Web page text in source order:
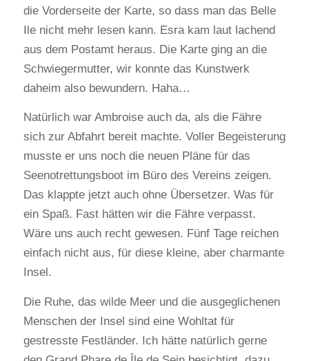
die Vorderseite der Karte, so dass man das Belle
Ile nicht mehr lesen kann. Esra kam laut lachend
aus dem Postamt heraus. Die Karte ging an die
Schwiegermutter, wir konnte das Kunstwerk
daheim also bewundern. Haha…
Natürlich war Ambroise auch da, als die Fähre
sich zur Abfahrt bereit machte. Voller Begeisterung
musste er uns noch die neuen Pläne für das
Seenotrettungsboot im Büro des Vereins zeigen.
Das klappte jetzt auch ohne Übersetzer. Was für
ein Spaß. Fast hätten wir die Fähre verpasst.
Wäre uns auch recht gewesen. Fünf Tage reichen
einfach nicht aus, für diese kleine, aber charmante
Insel.
Die Ruhe, das wilde Meer und die ausgeglichenen
Menschen der Insel sind eine Wohltat für
gestresste Festländer. Ich hätte natürlich gerne